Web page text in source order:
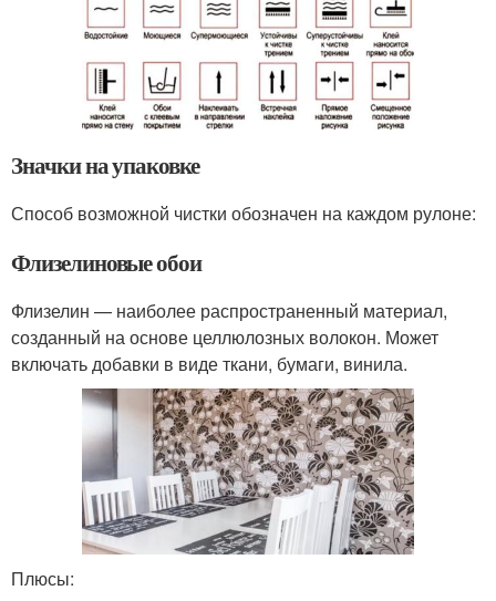
Значки на упаковке
Способ возможной чистки обозначен на каждом рулоне:
Флизелиновые обои
Флизелин — наиболее распространенный материал,
созданный на основе целлюлозных волокон. Может
включать добавки в виде ткани, бумаги, винила.
Плюсы: